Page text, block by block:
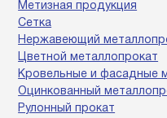
Метизная продукция
Сетка
Нержавеющий
Цветной металлопрокат
Кровельные и фасадные
Оцинкованный
Рулонный прокат